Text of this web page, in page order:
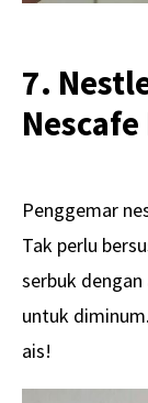
7.
Nescafe
Penggemar
Tak perlu
serbuk dengan
untuk
ais!